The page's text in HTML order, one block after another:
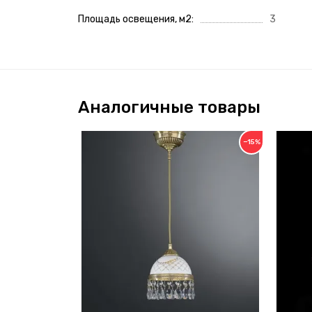
Площадь освещения, м2 3
Аналогичные товары
−15%